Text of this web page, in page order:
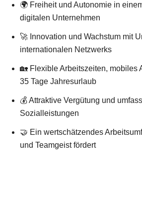
🌍 Freiheit und Autonomie in
digitalen Unternehmen
🚀 Innovation und Wachstum mit
internationalen Netzwerks
🏡 Flexible Arbeitszeiten, mobiles
35 Tage Jahresurlaub
💰 Attraktive Vergütung und
Sozialleistungen
🤝 Ein wertschätzendes
und Teamgeist fördert